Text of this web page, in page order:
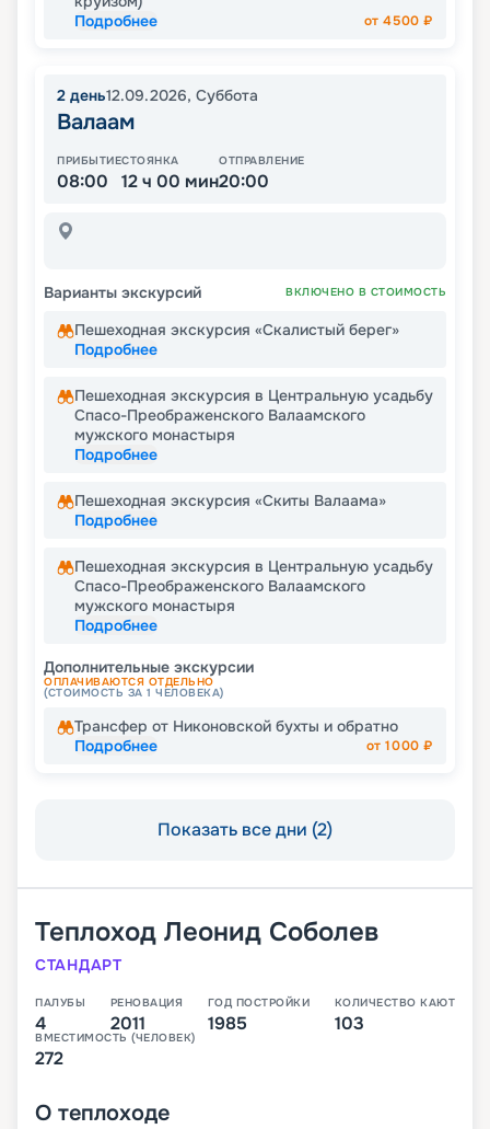
Подробнее
от4500 ₽
2 день12.09.2026, Суббота
Валаам
ПРИБЫТИЕ
08:00
СТОЯНКА
12 ч 00 мин
ОТПРАВЛЕНИЕ
20:00
Варианты экскурсий ВКЛЮЧЕНО В СТОИМОСТЬ
Пешеходная экскурсия «Скалистый берег»
Подробнее
Пешеходная экскурсия в Центральную усадьбу
Спасо-Преображенского Валаамского
мужского монастыря
Подробнее
Пешеходная экскурсия «Скиты Валаама»
Подробнее
Пешеходная экскурсия в Центральную усадьбу
Спасо-Преображенского Валаамского
мужского монастыря
Подробнее
Дополнительные экскурсии
ОПЛАЧИВАЮТСЯ ОТДЕЛЬНО
(СТОИМОСТЬ ЗА 1 ЧЕЛОВЕКА)
Трансфер от Никоновской бухты и обратно
Подробнее
от1000 ₽
Показать все дни (2)
Теплоход Леонид Соболев
СТАНДАРТ
ПАЛУБЫ
4
РЕНОВАЦИЯ
2011
ГОД ПОСТРОЙКИ
1985
КОЛИЧЕСТВО КАЮТ
103
ВМЕСТИМОСТЬ (ЧЕЛОВЕК)
272
О теплоходе